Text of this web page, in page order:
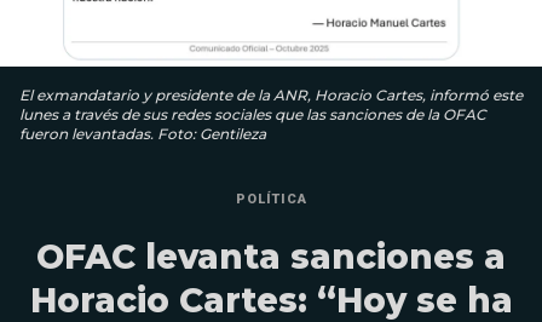
El exmandatario y presidente de la ANR, Horacio Cartes, informó este
lunes a través de sus redes sociales que las sanciones de la OFAC
fueron levantadas. Foto: Gentileza
POLÍTICA
OFAC levanta sanciones a
Horacio Cartes: “Hoy se ha